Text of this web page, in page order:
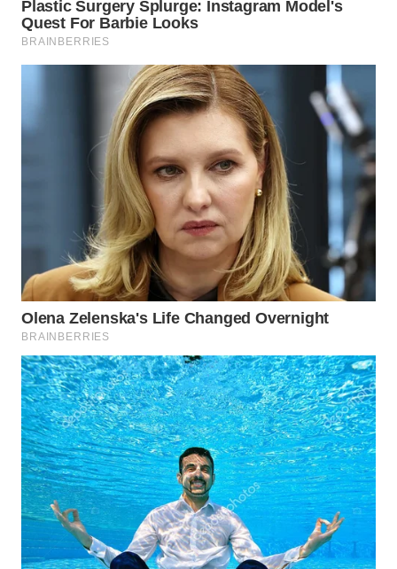
TANGERANG
INDRAMAYU
WN
KUNINGAN
WN
MAJALENGKA
WN
SUBANG
WN
SUKABUMI
WN
PURWAKARTA